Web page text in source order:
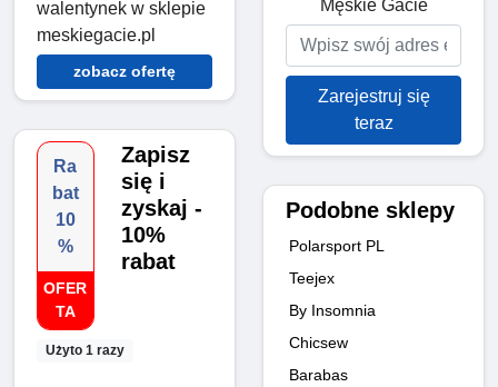
walentynek w sklepie
meskiegacie.pl
zobacz ofertę
Ra
bat
10
%
OFER
TA
Użyto 1 razy
Zapisz
się i
zyskaj -
10%
rabat
Męskie Gacie
Zarejestruj się
teraz
Podobne sklepy
Polarsport PL
Teejex
By Insomnia
Chicsew
Barabas